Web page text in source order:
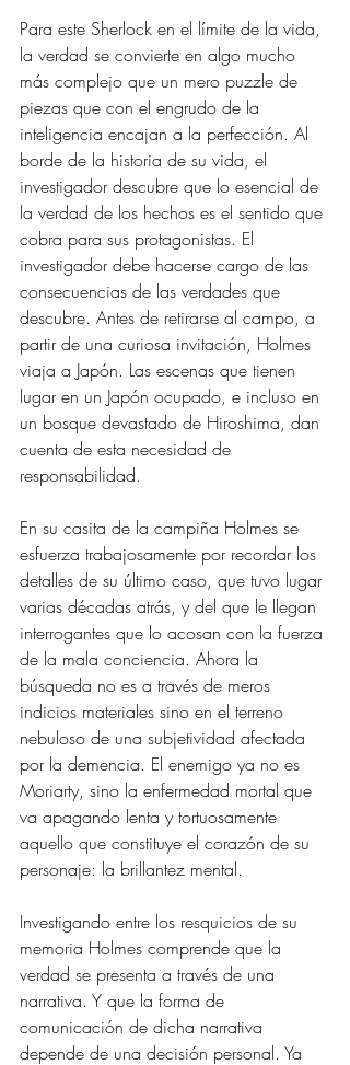
Para este Sherlock en el límite de la vida,
la verdad se convierte en algo mucho
más complejo que un mero puzzle de
piezas que con el engrudo de la
inteligencia encajan a la perfección. Al
borde de la historia de su vida, el
investigador descubre que lo esencial de
la verdad de los hechos es el sentido que
cobra para sus protagonistas. El
investigador debe hacerse cargo de las
consecuencias de las verdades que
descubre. Antes de retirarse al campo, a
partir de una curiosa invitación, Holmes
viaja a Japón. Las escenas que tienen
lugar en un Japón ocupado, e incluso en
un bosque devastado de Hiroshima, dan
cuenta de esta necesidad de
responsabilidad.
En su casita de la campiña Holmes se
esfuerza trabajosamente por recordar los
detalles de su último caso, que tuvo lugar
varias décadas atrás, y del que le llegan
interrogantes que lo acosan con la fuerza
de la mala conciencia. Ahora la
búsqueda no es a través de meros
indicios materiales sino en el terreno
nebuloso de una subjetividad afectada
por la demencia. El enemigo ya no es
Moriarty, sino la enfermedad mortal que
va apagando lenta y tortuosamente
aquello que constituye el corazón de su
personaje: la brillantez mental.
Investigando entre los resquicios de su
memoria Holmes comprende que la
verdad se presenta a través de una
narrativa. Y que la forma de
comunicación de dicha narrativa
depende de una decisión personal. Ya